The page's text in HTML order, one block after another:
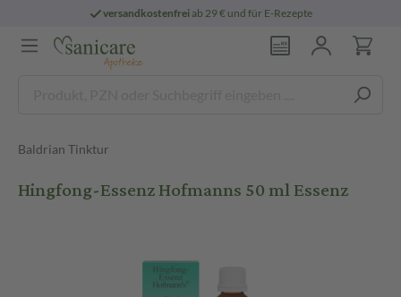
versandkostenfreiab 29 € und für E-Rezepte
Baldrian Tinktur
Hingfong-Essenz Hofmanns 50 ml Essenz